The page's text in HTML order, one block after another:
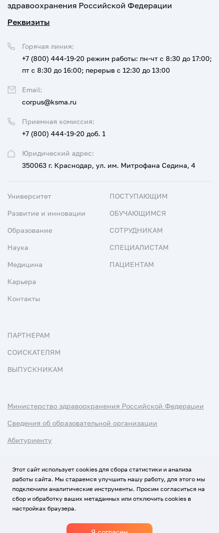
здравоохранения Российской Федерации
Реквизиты
Юридический адрес:
350063 г. Краснодар, ул. им. Митрофана Седина, 4
Приемная комиссия:
+7 (800) 444-19-20 доб. 1
Горячая линия:
+7 (800) 444-19-20 режим работы: пн-чт с 8:30 до 17:00;
пт с 8:30 до 16:00; перерыв с 12:30 до 13:00
Email:
corpus@ksma.ru
Университет
Развитие и инновации
Образование
Наука
Медицина
Карьера
Контакты
ПОСТУПАЮЩИМ
ОБУЧАЮЩИМСЯ
СОТРУДНИКАМ
СПЕЦИАЛИСТАМ
ПАЦИЕНТАМ
ПАРТНЕРАМ
СОИСКАТЕЛЯМ
ВЫПУСКНИКАМ
Министерство здравоохранения Российской Федерации
Сведения об образовательной организации
Абитуриенту
Использование Cookies
Политика обработки персональных данных
Этот сайт использует cookies для сбора статистики и анализа
работы сайта. Мы стараемся улучшить нашу работу, для этого мы
подключили аналитические инструменты. Просим согласиться на
сбор и обработку ваших метаданных или отключить cookies в
настройках браузера.